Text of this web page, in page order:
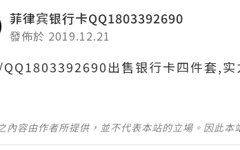
菲律宾银行卡QQ1803392690
發佈於 2019.12.21
出售银行卡四件套,
內容由作者所提供，並不代表本站的立場。因此